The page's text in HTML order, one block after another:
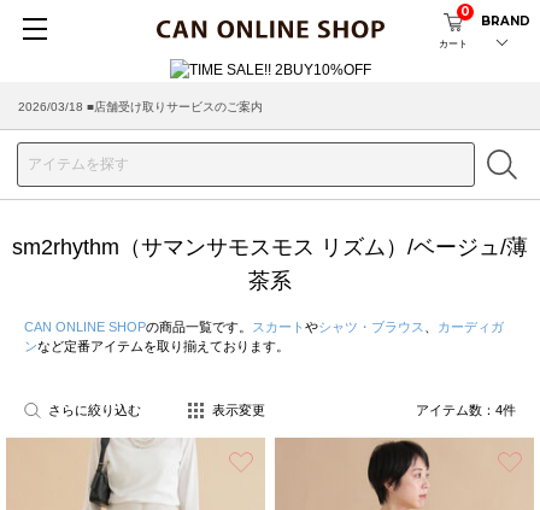
カート
0
BRAND
2026/03/18 ■店舗受け取りサービスのご案内
sm2rhythm（サマンサモスモス リズム）/ベージュ/薄
茶系
CAN ONLINE SHOPの商品一覧です。 スカート やシャツ・ブラウス
カーディガ
ンなど定番アイテムを取り揃えております。
さらに絞り込む 表示変更 アイテム数： 4件